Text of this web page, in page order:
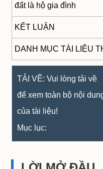
đất là hộ gia đình
KẾT LUẬN
DANH MỤC TÀI LIỆU
TẢI VỀ: Vui lòng tải về
để xem toàn bộ nội
của tài liệu!
Mục lục: